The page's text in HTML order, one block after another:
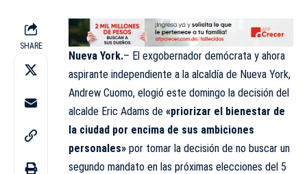
SHARE
Nueva York.– El exgobernador demócrata y ahora
aspirante independiente a la alcaldía de Nueva York,
Andrew Cuomo, elogió este domingo la decisión del
alcalde Eric Adams de «priorizar el bienestar de
la ciudad por encima de sus ambiciones
personales» por tomar la decisión de no buscar un
segundo mandato en las próximas elecciones del 5